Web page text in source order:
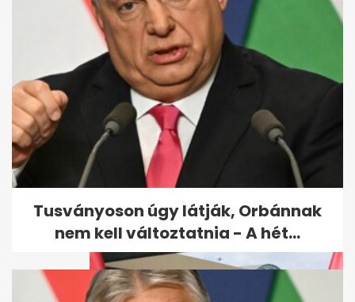
Ritka villámrajt a magyar
autópiacon (x)
Tusványoson úgy látják, Orbánnak
nem kell változtatnia - A hét...